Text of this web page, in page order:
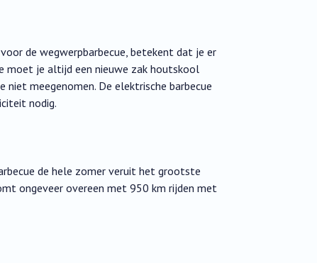
de wegwerpbarbecue, betekent dat je er
moet je altijd een nieuwe zak houtskool
niet meegenomen. De elektrische barbecue
nodig.
de hele zomer veruit het grootste
ongeveer overeen met 950 km rijden met